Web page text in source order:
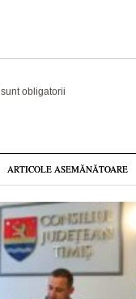
sunt obligatorii
ARTICOLE ASEMĂNĂTOARE